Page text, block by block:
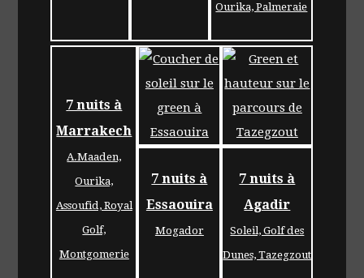
Ourika, Palmeraie
7 nuits à
Marrakech
A.Maaden,
Ourika,
Assoufid, Royal
Golf,
Montgomerie
7 nuits à
Essaouira
Mogador
7 nuits à
Agadir
Soleil, Golf des
Dunes, Tazegzout